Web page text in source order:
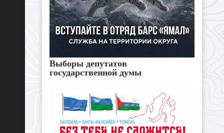
Выборы депутатов
государственной думы